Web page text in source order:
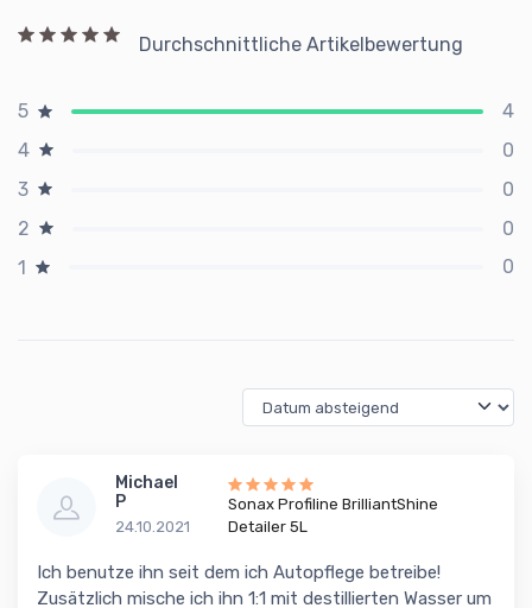
Durchschnittliche Artikelbewertung
5
4
4
0
3
0
2
0
1
0
Michael
P
24.10.2021
Sonax Profiline BrilliantShine
Detailer 5L
Ich benutze ihn seit dem ich Autopflege betreibe!
Zusätzlich mische ich ihn 1:1 mit destillierten Wasser um